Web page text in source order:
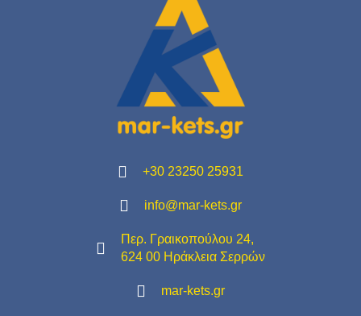
+30 23250 25931
info@mar-kets.gr
Περ. Γραικοπούλου 24,
624 00 Ηράκλεια Σερρών
mar-kets.gr